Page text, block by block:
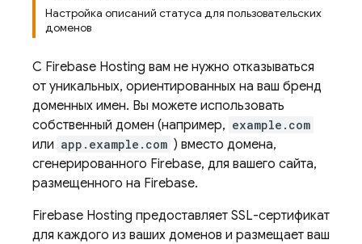
Настройка описаний статуса для пользовательских
доменов
С Firebase Hosting вам не нужно отказываться
от уникальных, ориентированных на ваш бренд
доменных имен. Вы можете использовать
собственный домен (например, example.com
или app.example.com ) вместо домена,
сгенерированного Firebase, для вашего сайта,
размещенного на Firebase.
Firebase Hosting предоставляет SSL-сертификат
для каждого из ваших доменов и размещает ваш